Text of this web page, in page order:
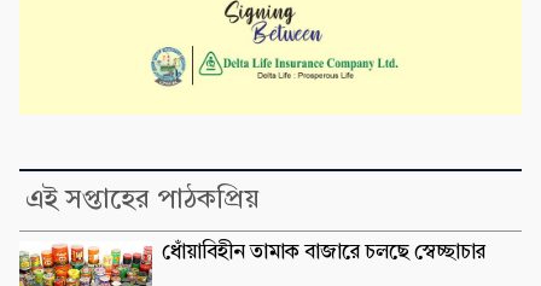
এই সপ্তাহের পাঠকপ্রিয়
ধোঁয়াবিহীন তামাক বাজারে চলছে স্বেচ্ছাচার